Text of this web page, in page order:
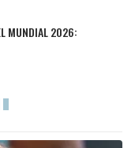
MUNDIAL 2026: